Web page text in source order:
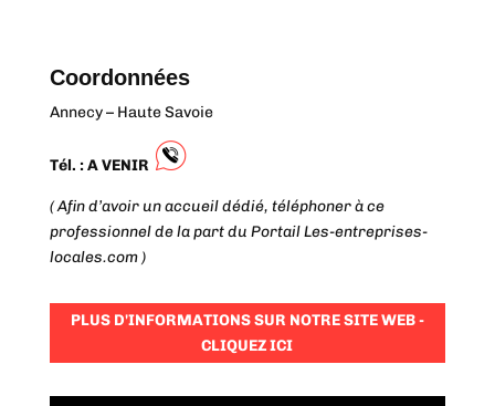
Coordonnées
Annecy – Haute Savoie
Tél. : A VENIR
( Afin d’avoir un accueil dédié, téléphoner à ce
professionnel de la part du Portail Les-entreprises-
locales.com )
PLUS D'INFORMATIONS SUR NOTRE SITE WEB -
CLIQUEZ ICI